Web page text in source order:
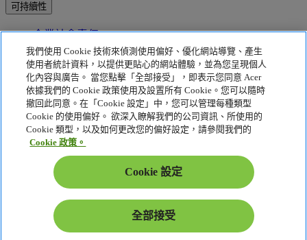
可持續性
企業社會責任
產品碳足跡
Project Humanity
Earthion
隱私權政策
Cookie 政策
法律聲明
可存取性政策
Cookie 設定
香港特別行政區 - 繁體中文
© 2026 Acer Inc.
我們使用 Cookie 技術來偵測使用偏好、優化網站導覽、產生
使用者統計資料，以提供更貼心的網站體驗，並為您呈現個人
化內容與廣告。 當您點擊「全部接受」，即表示您同意 Acer
依據我們的 Cookie 政策使用及設置所有 Cookie。您可以隨時
撤回此同意。在「Cookie 設定」中，您可以管理每種類型
Cookie 的使用偏好。 欲深入瞭解我們的公司資訊、所使用的
Cookie 類型，以及如何更改您的偏好設定，請參閱我們的
Cookie 政策。
Cookie 設定
全部接受